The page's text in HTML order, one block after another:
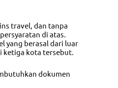
travel, dan tanpa
di atas.
yang berasal dari luar
ketiga kota tersebut.
dokumen